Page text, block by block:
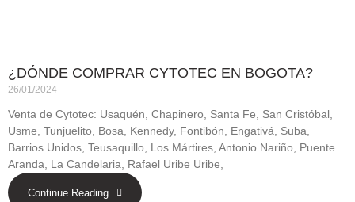
¿DÓNDE COMPRAR CYTOTEC EN BOGOTA?
26/01/2024
Venta de Cytotec: Usaquén, Chapinero, Santa Fe, San Cristóbal,
Usme, Tunjuelito, Bosa, Kennedy, Fontibón, Engativá, Suba,
Barrios Unidos, Teusaquillo, Los Mártires, Antonio Nariño, Puente
Aranda, La Candelaria, Rafael Uribe Uribe,
Continue Reading